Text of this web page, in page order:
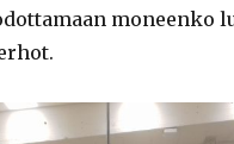
moneenko